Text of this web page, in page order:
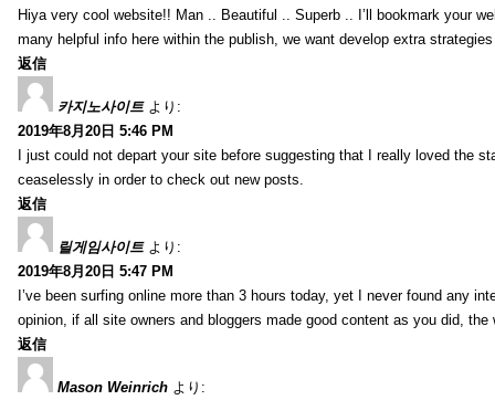
Hiya very cool website!! Man .. Beautiful .. Superb .. I’ll bookmark your
many helpful info here within the publish, we want develop extra
返信
카지노사이트 より:
2019年8月20日 5:46 PM
I just could not depart your site before suggesting that I really loved the
ceaselessly in order to check out new posts.
返信
릴게임사이트 より:
2019年8月20日 5:47 PM
I’ve been surfing online more than 3 hours today, yet I never found any
opinion, if all site owners and bloggers made good content as you did,
返信
Mason Weinrich より: